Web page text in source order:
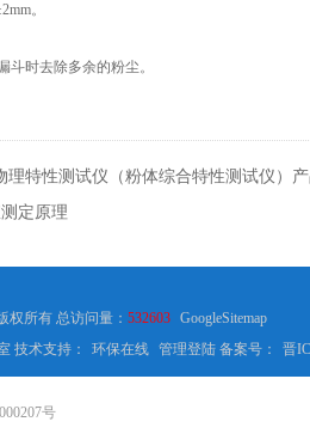
。
斗时去除多余的粉尘。
理特性测试仪（粉体综合特性测试仪）
定原理
权所有 总访问量： 532603 GoogleSitemap
技术支持：
环保在线 管理登陆备案号： 晋
号